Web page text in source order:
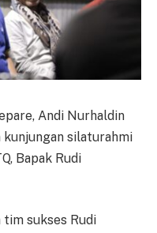
Andi Nurhaldin
kunjungan silaturahmi
Bapak Rudi
tim sukses Rudi